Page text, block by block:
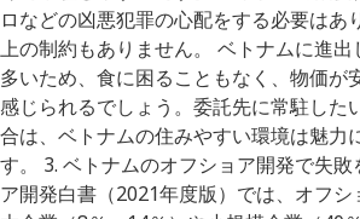
ロなどの凶悪犯罪の心配をする必要はあ
上の制約もありません。 ベトナムに進
多いため、食に困ることもなく、物価が
感じられるでしょう。委託先に常駐した
合は、ベトナムの住みやすい環境は魅力
す。 3. ベトナムのオフショア開発で失敗
ア開発白書（2021年度版）では、オフシ